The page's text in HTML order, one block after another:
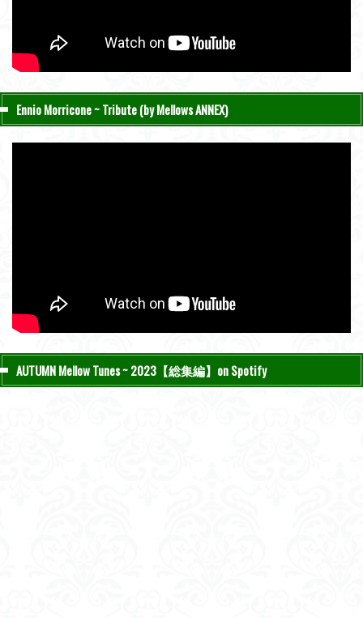
Ennio Morricone ~ Tribute (by Mellows ANNEX)
AUTUMN Mellow Tunes ~ 2023【総集編】on Spotify